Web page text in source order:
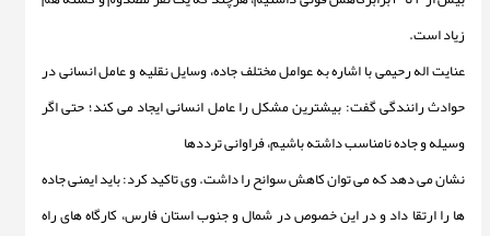
زیاد است.
عنایت اله رحیمی با اشاره به عوامل مختلف جاده، وسایل نقلیه و عامل انسانی در
حوادث رانندگی گفت: بیشترین مشکل را عامل انسانی ایجاد می کند؛ حتی اگر
وسیله و جاده نامناسب داشته باشیم، فراوانی ترددها
نشان می دهد که می توان کاهش سوانح را داشت.وی تاکید کرد: بایدایمنی جاده
ها را ارتقا داد و در این خصوص در شمال و جنوب استان فارس، کارگاه های راه